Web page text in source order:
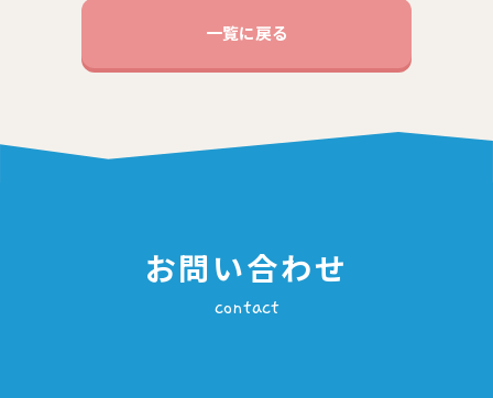
一覧に戻る
お問い合わせ
contact